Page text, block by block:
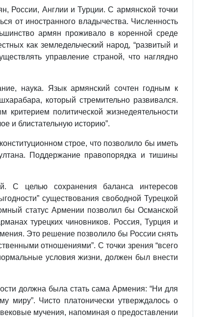
России, Англии и Турции. С армянской точки
от иностранного владычества. Численность
армян проживало в коренной среде
как земледельческий народ, “развитый и
управление страной, что наглядно
наука. Язык армянский сочтен годным к
который стремительно развивался.
политической жизнедеятельности
и блистательную историю”.
строе, что позволило бы иметь
Поддержание правопорядка и тишины
С целью сохранения баланса интересов
существования свободной Турецкой
статус Армении позволил бы Османской
турецких чиновников. Россия, Турция и
Это решение позволило бы России снять
отношениями”. С точки зрения “всего
условия жизни, должен был внести
должна была стать сама Армения: “Ни для
миру”. Чисто платонически утверждалось о
мучения, напоминая о предоставлении